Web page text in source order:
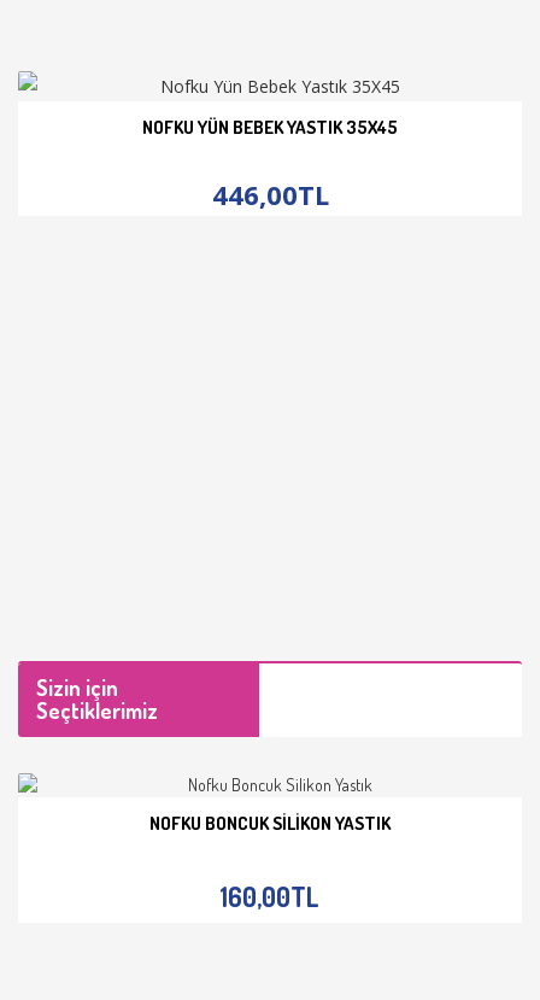
NOFKU YÜN BEBEK YASTIK 35X45
446,00TL
Sizin için
Seçtiklerimiz
NOFKU BONCUK SILIKON YASTIK
160,00TL